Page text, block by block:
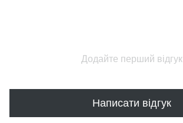
Додайте перший відгук
Написати відгук